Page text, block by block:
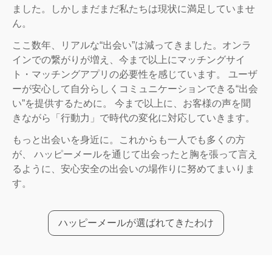
ました。しかしまだまだ私たちは現状に満足していませ
ん。
ここ数年、リアルな“出会い”は減ってきました。オンラ
インでの繋がりが増え、今まで以上にマッチングサイ
ト・マッチングアプリの必要性を感じています。 ユーザ
ーが安心して自分らしくコミュニケーションできる“出会
い”を提供するために。 今まで以上に、お客様の声を聞
きながら「行動力」で時代の変化に対応していきます。
もっと出会いを身近に。これからも一人でも多くの方
が、 ハッピーメールを通じて出会ったと胸を張って言え
るように、安心安全の出会いの場作りに努めてまいりま
す。
ハッピーメールが選ばれてきたわけ